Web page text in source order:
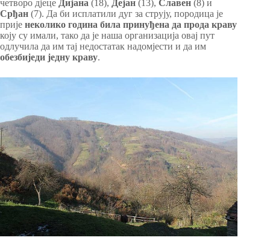
четворо дјеце Дијана (18), Дејан (13), Славен (8) и
Срђан (7). Да би исплатили дуг за струју, породица је
прије неколико година била принуђена да прода краву
коју су имали, тако да је наша организација овај пут
одлучила да им тај недостатак надомјести и да им
обезбиједи једну краву.